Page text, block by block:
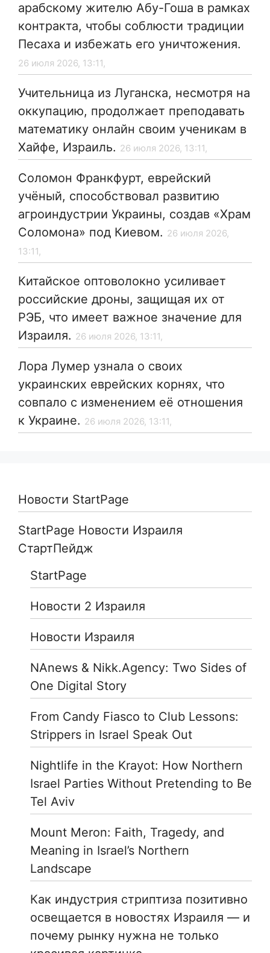
арабскому жителю Абу-Гоша в рамках
контракта, чтобы соблюсти традиции
Песаха и избежать его уничтожения.
26 июля 2026, 13:11,
Учительница из Луганска, несмотря на
оккупацию, продолжает преподавать
математику онлайн своим ученикам в
Хайфе, Израиль. 26 июля 2026, 13:11,
Соломон Франкфурт, еврейский
учёный, способствовал развитию
агроиндустрии Украины, создав «Храм
Соломона» под Киевом. 26 июля 2026,
13:11,
Китайское оптоволокно усиливает
российские дроны, защищая их от
РЭБ, что имеет важное значение для
Израиля. 26 июля 2026, 13:11,
Лора Лумер узнала о своих
украинских еврейских корнях, что
совпало с изменением её отношения
к Украине. 26 июля 2026, 13:11,
Новости StartPage
StartPage Новости Израиля
СтартПейдж
StartPage
Новости 2 Израиля
Новости Израиля
NAnews & Nikk.Agency: Two Sides of
One Digital Story
From Candy Fiasco to Club Lessons:
Strippers in Israel Speak Out
Nightlife in the Krayot: How Northern
Israel Parties Without Pretending to Be
Tel Aviv
Mount Meron: Faith, Tragedy, and
Meaning in Israel’s Northern
Landscape
Как индустрия стриптиза позитивно
освещается в новостях Израиля — и
почему рынку нужна не только